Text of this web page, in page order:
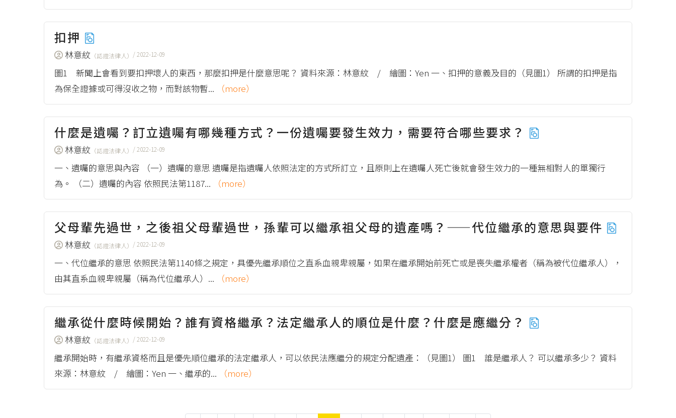
扣押
林意紋 （認證法律人） / 2022-12-09
圖1 新聞上會看到要扣押壞人的東西，那麼扣押是什麼意思呢？ 資料來源：林意紋 / 繪圖：Yen 一、扣押的意義及目的（見圖1） 所謂的扣押是指
為保全證據或可得沒收之物，而對該物暫...
（more）
什麼是遺囑？訂立遺囑有哪幾種方式？一份遺囑要發生效力，需要符合哪些要求？
林意紋 （認證法律人） / 2022-12-09
一、遺囑的意思與內容 （一）遺囑的意思 遺囑是指遺囑人依照法定的方式所訂立，且原則上在遺囑人死亡後就會發生效力的一種無相對人的單獨行
為。 （二）遺囑的內容 依照民法第1187...
（more）
父母輩先過世，之後祖父母輩過世，孫輩可以繼承祖父母的遺產嗎？——代位繼承的意思與要件
林意紋 （認證法律人） / 2022-12-09
一、代位繼承的意思 依照民法第1140條之規定，具優先繼承順位之直系血親卑親屬，如果在繼承開始前死亡或是喪失繼承權者（稱為被代位繼承人），
由其直系血親卑親屬（稱為代位繼承人）...
（more）
繼承從什麼時候開始？誰有資格繼承？法定繼承人的順位是什麼？什麼是應繼分？
林意紋 （認證法律人） / 2022-12-09
繼承開始時，有繼承資格而且是優先順位繼承的法定繼承人，可以依民法應繼分的規定分配遺產：（見圖1） 圖1 誰是繼承人？ 可以繼承多少？ 資料
來源：林意紋 / 繪圖：Yen 一、繼承的...
（more）